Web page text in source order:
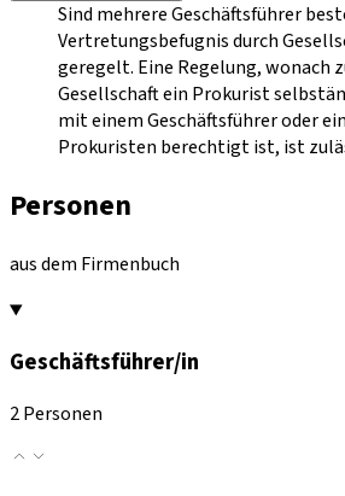
Sind mehrere Geschäftsführer
Vertretungsbefugnis durch
geregelt. Eine Regelung, wonach
Gesellschaft ein Prokurist
mit einem Geschäftsführer oder
Prokuristen berechtigt ist, ist
Personen
aus dem Firmenbuch
Geschäftsführer/in
2 Personen